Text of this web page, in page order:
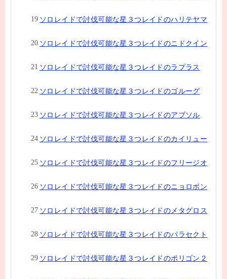
ソロレイドで討伐可能な星３つレイドのハリテヤマ
ソロレイドで討伐可能な星３つレイドのニドクイン
ソロレイドで討伐可能な星３つレイドのラプラス
ソロレイドで討伐可能な星３つレイドのゴルーグ
ソロレイドで討伐可能な星３つレイドのアブソル
ソロレイドで討伐可能な星３つレイドのカイリュー
ソロレイドで討伐可能な星３つレイドのフリージオ
ソロレイドで討伐可能な星３つレイドのニョロボン
ソロレイドで討伐可能な星３つレイドのメタグロス
ソロレイドで討伐可能な星３つレイドのパラセクト
ソロレイドで討伐可能な星３つレイドのポリゴン２